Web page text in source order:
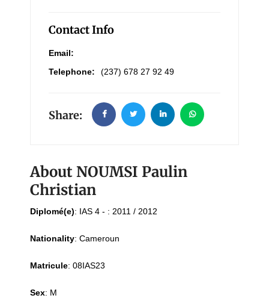
Contact Info
Email:
Telephone:
(237) 678 27 92 49
Share:
About NOUMSI Paulin
Christian
Diplomé(e): IAS 4 - : 2011 / 2012
Nationality: Cameroun
Matricule: 08IAS23
Sex: M